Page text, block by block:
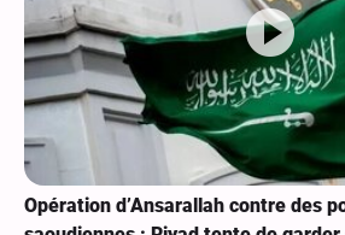
Opération d’Ansarallah contre des